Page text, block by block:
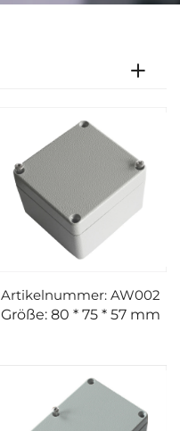
Artikelnummer: AW002
Größe: 80 * 75 * 57 mm